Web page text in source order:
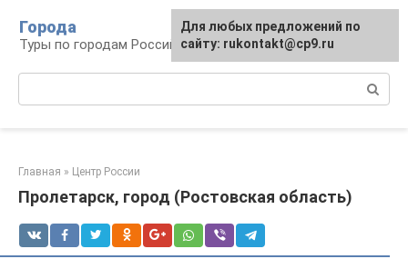
контенту
Города
Туры по городам Российской Федерации
Главная » Центр России
Пролетарск, город (Ростовская область)
Для любых предложений по
сайту: rukontakt@cp9.ru